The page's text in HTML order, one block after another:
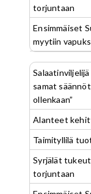
torjuntaan
Ensimmäiset
myytiin
samat
ollenkaan”
Alanteet
Taimityllilä
Syrjälät
torjuntaan